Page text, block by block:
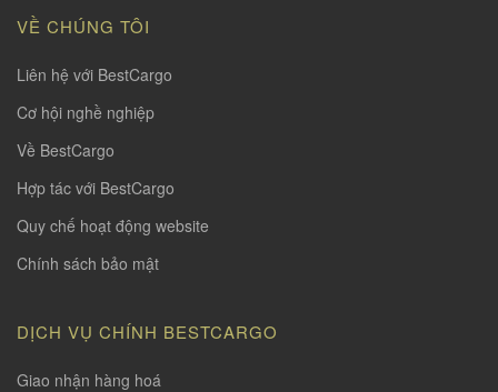
VỀ CHÚNG TÔI
Liên hệ với BestCargo
Cơ hội nghề nghiệp
Về BestCargo
Hợp tác với BestCargo
Quy chế hoạt động website
Chính sách bảo mật
DỊCH VỤ CHÍNH BESTCARGO
Giao nhận hàng hoá